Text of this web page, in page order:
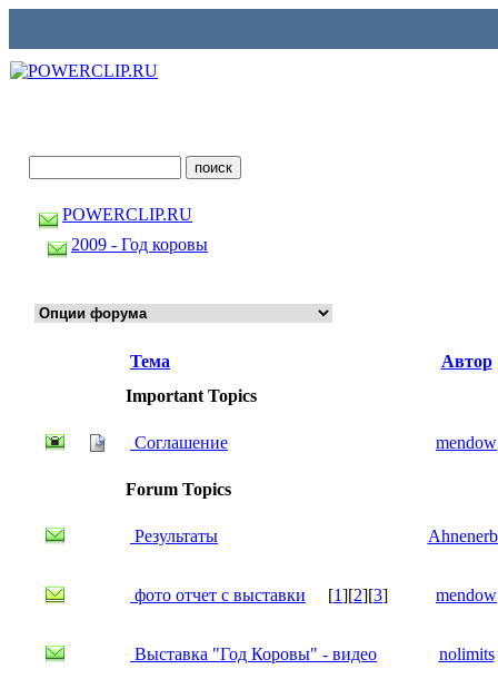
POWERCLIP.RU
2009 - Год коровы
Тема
Автор
Important Topics
Соглашение mendow
Forum Topics
Результаты
фото отчет с выставки [1][2][3] mendow
Выставка "Год Коровы" - видео nolimits